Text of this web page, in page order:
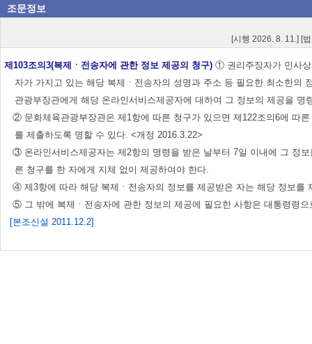
조문정보
[시행 2026. 8. 11.] [
제103조의3(복제ㆍ전송자에 관한 정보 제공의 청구) ① 권리주장자가 민사상
자가 가지고 있는 해당 복제ㆍ전송자의 성명과 주소 등 필요한 최소한의
관광부장관에게 해당 온라인서비스제공자에 대하여 그 정보의 제공을 명
② 문화체육관광부장관은 제1항에 따른 청구가 있으면 제122조의6에 따
를 제출하도록 명할 수 있다. <개정 2016.3.22>
③ 온라인서비스제공자는 제2항의 명령을 받은 날부터 7일 이내에 그 정
른 청구를 한 자에게 지체 없이 제공하여야 한다.
④ 제3항에 따라 해당 복제ㆍ전송자의 정보를 제공받은 자는 해당 정보를
⑤ 그 밖에 복제ㆍ전송자에 관한 정보의 제공에 필요한 사항은 대통령령으
[본조신설 2011.12.2]